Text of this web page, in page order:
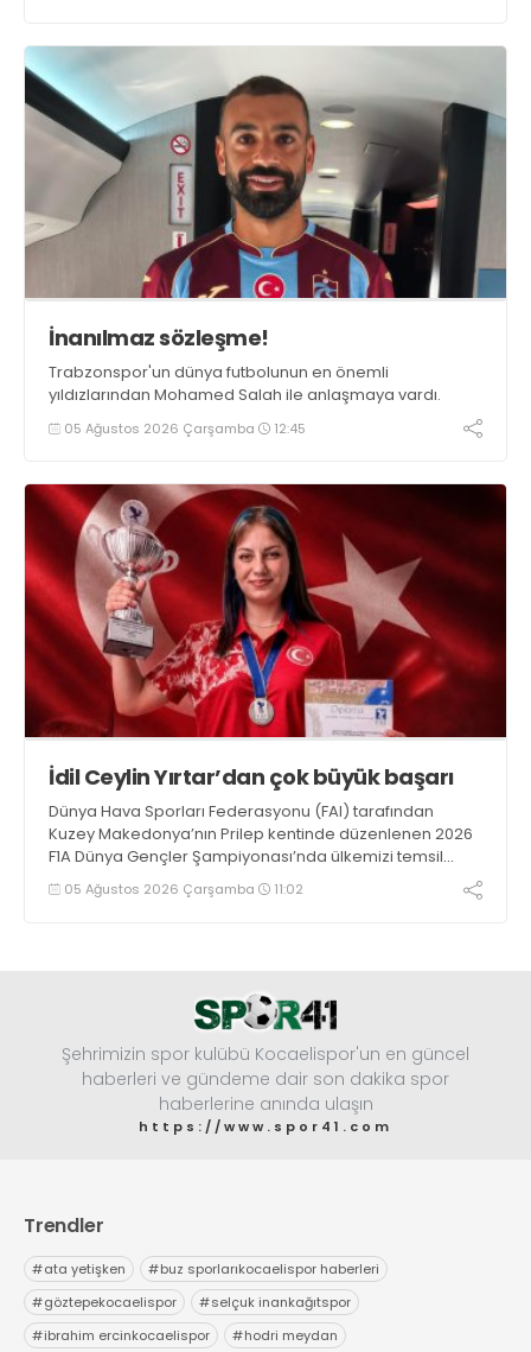
İnanılmaz sözleşme!
Trabzonspor'un dünya futbolunun en önemli
yıldızlarından Mohamed Salah ile anlaşmaya vardı.
05 Ağustos 2026 Çarşamba 12:45
İdil Ceylin Yırtar’dan çok büyük başarı
Dünya Hava Sporları Federasyonu (FAI) tarafından
Kuzey Makedonya’nın Prilep kentinde düzenlenen 2026
F1A Dünya Gençler Şampiyonası’nda ülkemizi temsil
eden millî sporcumuz İdil Ceylin YIRTAR, büyük bir
başarıya imza atarak Dünya ikincisi oldu.
05 Ağustos 2026 Çarşamba 11:02
Şehrimizin spor kulübü Kocaelispor'un en güncel
haberleri ve gündeme dair son dakika spor
haberlerine anında ulaşın
https://www.spor41.com
Trendler
#ata yetişken #buz sporlarıkocaelispor haberleri
#göztepekocaelispor #selçuk inankağıtspor
#ibrahim ercinkocaelispor #hodri meydan